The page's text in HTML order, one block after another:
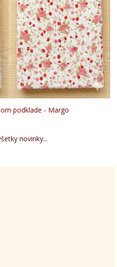
podklade - Margo
novinky...